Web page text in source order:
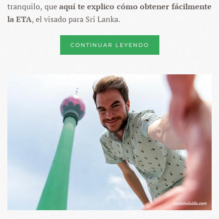
tranquilo, queaquí te explico cómo obtener fácilmente
la ETA, el visado para Sri Lanka.
CONTINUAR LEYENDO